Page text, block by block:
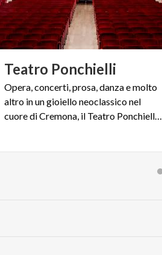
Teatro Ponchielli
Opera, concerti, prosa, danza e molto
altro in un gioiello neoclassico nel
cuore di Cremona, il Teatro Ponchielli firmato Canonica